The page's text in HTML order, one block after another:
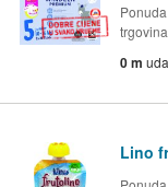
0 m
Lino